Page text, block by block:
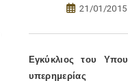
21/01/2015
Εγκύκλιος του
υπερημερίας